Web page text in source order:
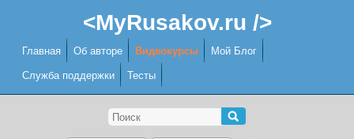
<MyRusakov.ru />
Главная Об авторе Видеокурсы Мой Блог
Служба поддержки Тесты